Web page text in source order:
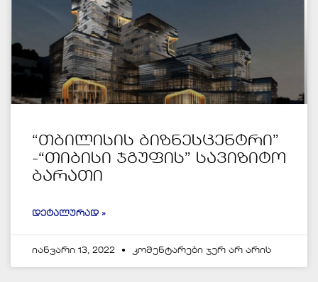
“თბილისის ბიზნესცენტრი”
-“თიბისი ჯგუფის” სავიზიტო
ბარათი
ᲓᲔᲢᲐᲚᲣᲠᲐᲓ »
იანვარი 13, 2022 კომენტარები ჯერ არ არის